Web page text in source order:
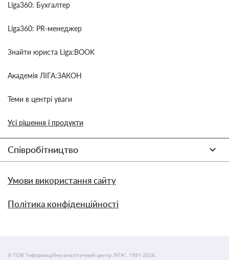
Liga360: Бухгалтер
Liga360: PR-менеджер
Знайти юриста Liga:BOOK
Академія ЛІГА:ЗАКОН
Теми в центрі уваги
Усі рішення і продукти
Співробітництво
Умови використання сайту
Політика конфіденційності
© ТОВ "інформаційно-аналітичний центр ЛІГА", 1991-2026.